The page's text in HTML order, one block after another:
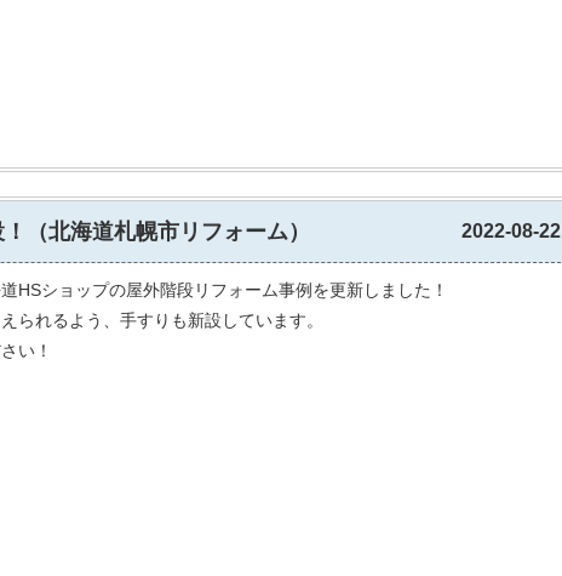
（北海道札幌市リフォーム） 2022-08-22
HSショップの屋外階段リフォーム事例を更新しました！
られるよう、手すりも新設しています。
い！